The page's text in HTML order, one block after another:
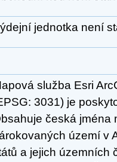
jednotka není
služba Esri
3031) je
česká jména
území v
a jejich územních